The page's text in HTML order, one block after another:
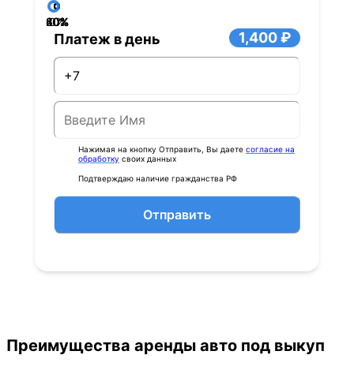
0%
20%
40%
60%
80%
Платеж в день 1,400 ₽
Нажимая на кнопку Отправить, Вы даете согласие на
обработку своих данных
Подтверждаю наличие гражданства РФ
Отправить
Преимущества аренды авто под выкуп